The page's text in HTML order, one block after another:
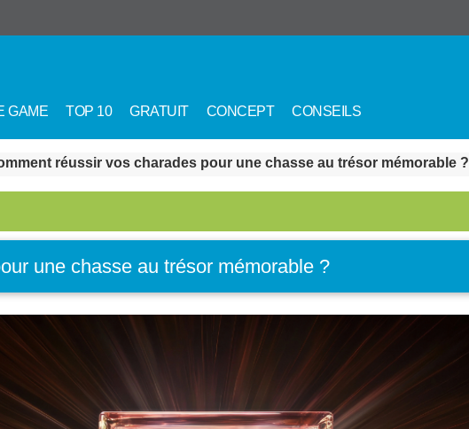
GAME TOP 10 GRATUIT CONCEPT CONSEILS
réussir vos charades pour une chasse au trésor mémorable ?
une chasse au trésor mémorable ?